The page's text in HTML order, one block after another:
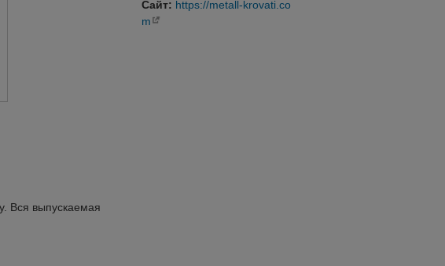
Вся выпускаемая
Сайт: https://metall-krovati.co
m